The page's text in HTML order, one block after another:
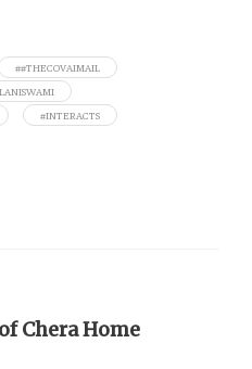
##THECOVAIMAIL
#INTERACTS
Chera Home